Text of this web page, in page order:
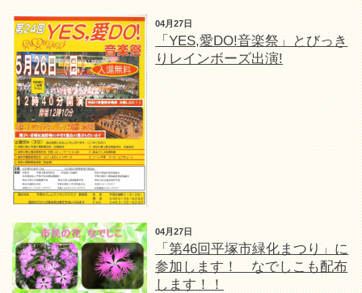
04月27日
「YES,愛DO!音楽祭」とびっき
りレインボーズ出演!
04月27日
「第46回平塚市緑化まつり」に
参加します！ なでしこも配布
します！！